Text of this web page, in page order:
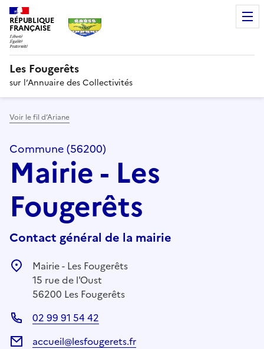
RÉPUBLIQUE
FRANÇAISE
Les Fougerêts
sur l’Annuaire des Collectivités
Voir le fil d’Ariane
Commune (56200)
Mairie - Les
Fougerêts
Contact général de la mairie
Mairie - Les Fougerêts
15 rue de l'Oust
56200 Les Fougerêts
02 99 91 54 42
accueil@lesfougerets.fr